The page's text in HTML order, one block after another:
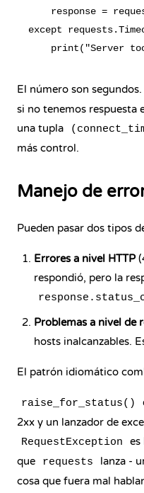
response =
except
El número son segundos.
si no tenemos respuesta
una tupla
más control.
Manejo de
Pueden pasar dos tipos
Errores a nivel HTTP
respondió, pero la
Problemas a nivel de
hosts inalcanzables.
El patrón idiomático
raise_for_status()
2xx y un lanzador de
RequestException
es
que
requests
lanza -
cosa que fuera mal